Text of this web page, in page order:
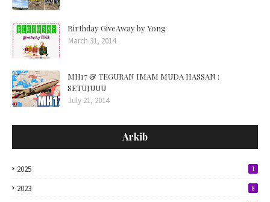
Birthday GiveAway by Yong
March 31, 2014
MH17 & TEGURAN IMAM MUDA HASSAN :
SETUJUUU
July 21, 2014
Arkib
2025 1
2023 8